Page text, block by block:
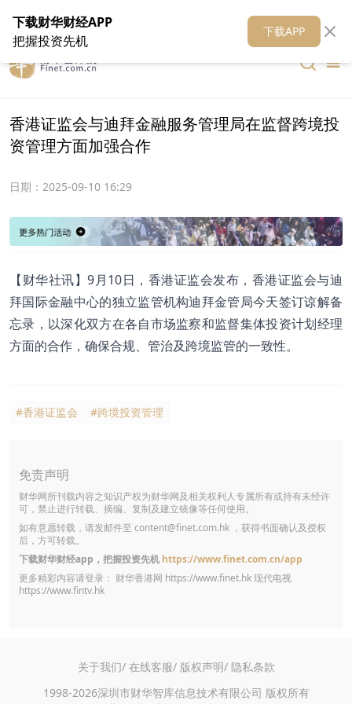
在线客服 关于我们 财华媒体矩阵 财华智库
香港证监会与迪拜金融服务管理局在监督跨境投
资管理方面加强合作
日期： 2025-09-10 16:29
【财华社讯】9月10日，香港证监会发布，香港证监会与迪
拜国际金融中心的独立监管机构迪拜金管局今天签订谅解备
忘录，以深化双方在各自市场监察和监督集体投资计划经理
方面的合作，确保合规、管治及跨境监管的一致性。
#香港证监会 #跨境投资管理
免责声明
财华网所刊载内容之知识产权为财华网及相关权利人专属所有或持有未经许
可，禁止进行转载、摘编、复制及建立镜像等任何使用。
如有意愿转载，请发邮件至 content@finet.com.hk ，获得书面确认及授权
后，方可转载。
下载财华财经app，把握投资先机 https://www.finet.com.cn/app
更多精彩内容请登录： 财华香港网 https://www.finet.hk现代电视
https://www.fintv.hk
关于我们/ 在线客服/ 版权声明/ 隐私条款
1998-2026深圳市财华智库信息技术有限公司 版权所有
下载财华财经APP
把握投资先机
下载APP